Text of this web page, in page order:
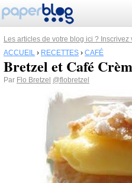
Les articles de votre blog ici ? Inscrivez
ACCUEIL › RECETTES › CAFÉ
Bretzel et Café
Par Flo Bretzel @flobretzel